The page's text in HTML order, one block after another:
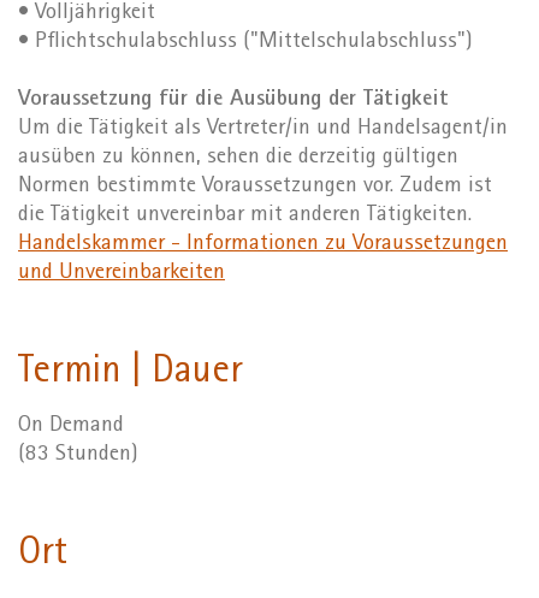
• Volljährigkeit
• Pflichtschulabschluss ("Mittelschulabschluss")
Voraussetzung für die Ausübung der Tätigkeit
Um die Tätigkeit als Vertreter/in und Handelsagent/in
ausüben zu können, sehen die derzeitig gültigen
Normen bestimmte Voraussetzungen vor. Zudem ist
die Tätigkeit unvereinbar mit anderen Tätigkeiten.
Handelskammer - Informationen zu Voraussetzungen
und Unvereinbarkeiten
Termin | Dauer
On Demand
(83 Stunden)
Ort